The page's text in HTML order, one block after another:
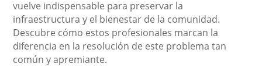
vuelve indispensable para preservar la
infraestructura y el bienestar de la comunidad.
Descubre cómo estos profesionales marcan la
diferencia en la resolución de este problema tan
común y apremiante.